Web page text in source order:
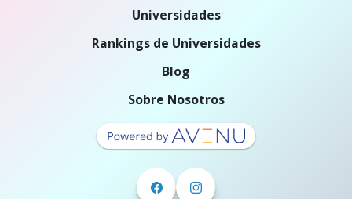
Universidades
Rankings de Universidades
Blog
Sobre Nosotros